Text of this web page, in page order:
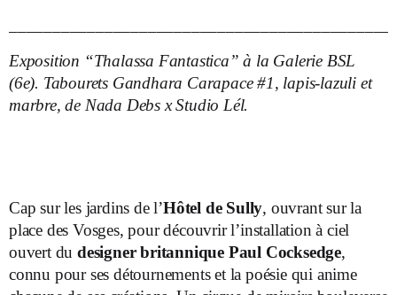
Exposition “Thalassa Fantastica” à la Galerie BSL
(6e). Tabourets Gandhara Carapace #1, lapis-lazuli et
marbre, de Nada Debs x Studio Lél.
Cap sur les jardins de l’Hôtel de Sully, ouvrant sur la
place des Vosges, pour découvrir l’installation à ciel
ouvert du designer britannique Paul Cocksedge,
connu pour ses détournements et la poésie qui anime